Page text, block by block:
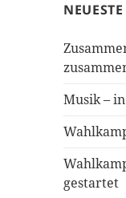
Musik –
gestartet